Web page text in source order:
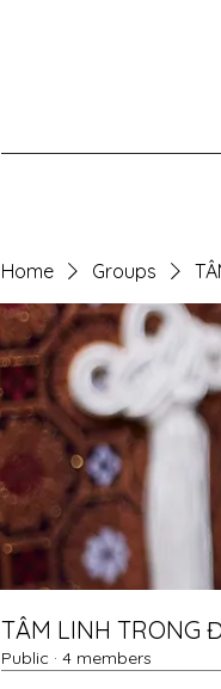
Home Groups
TÂM LINH TRONG
Public · 4 members